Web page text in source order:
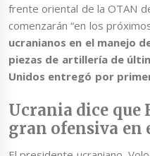
frente oriental de la OTAN
comenzarán “en los
ucranianos en el manejo
piezas de artillería de
Unidos entregó por
Ucrania dice que
gran ofensiva en